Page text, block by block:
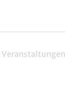
Veranstaltungen